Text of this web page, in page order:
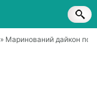
» Маринований дайкон по-